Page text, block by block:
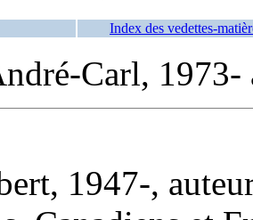
Index des vedettes-
Carl, 1973-
1947-,